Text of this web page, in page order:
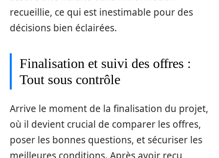
recueillie, ce qui est inestimable pour des
décisions bien éclairées.
Finalisation et suivi des offres :
Tout sous contrôle
Arrive le moment de la finalisation du projet,
où il devient crucial de comparer les offres,
poser les bonnes questions, et sécuriser les
meilleures conditions. Après avoir reçu